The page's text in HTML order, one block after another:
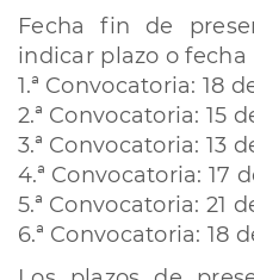
Fecha fin de
indicar plazo o
1.ª Convocatoria: 18
2.ª Convocatoria: 15
3.ª Convocatoria: 13
4.ª Convocatoria: 17
5.ª Convocatoria: 21
6.ª Convocatoria: 18